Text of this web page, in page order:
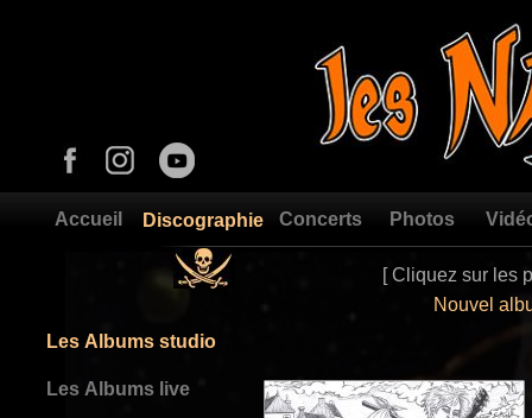
Les Albums live
Les Albums studio
Nouvel album
[ Cliquez sur les
Accueil Discographie Concerts Photos